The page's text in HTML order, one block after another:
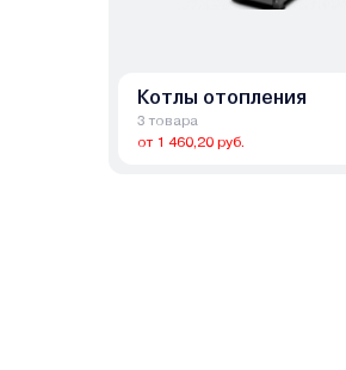
Котлы отопления
3 товара
от 1 460,20 руб.